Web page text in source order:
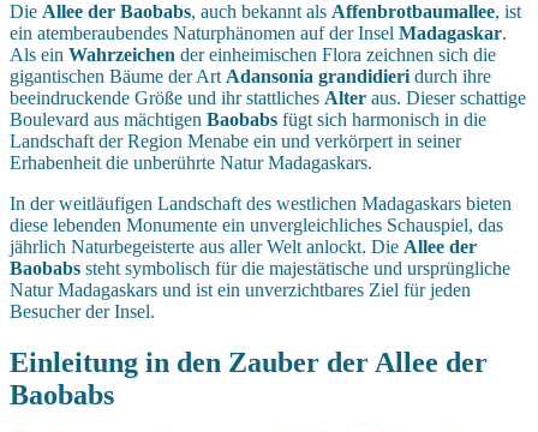
Die Allee der Baobabs, auch bekannt als Affenbrotbaumallee, ist
ein atemberaubendes Naturphänomen auf der Insel Madagaskar.
Als ein Wahrzeichen der einheimischen Flora zeichnen sich die
gigantischen Bäume der Art Adansonia grandidieri durch ihre
beeindruckende Größe und ihr stattliches Alter aus. Dieser schattige
Boulevard aus mächtigen Baobabs fügt sich harmonisch in die
Landschaft der Region Menabe ein und verkörpert in seiner
Erhabenheit die unberührte Natur Madagaskars.
In der weitläufigen Landschaft des westlichen Madagaskars bieten
diese lebenden Monumente ein unvergleichliches Schauspiel, das
jährlich Naturbegeisterte aus aller Welt anlockt. Die Allee der
Baobabs steht symbolisch für die majestätische und ursprüngliche
Natur Madagaskars und ist ein unverzichtbares Ziel für jeden
Besucher der Insel.
Einleitung in den Zauber der Allee der
Baobabs